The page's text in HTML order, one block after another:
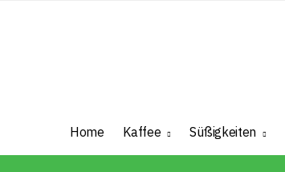
Home Kaffee Süßigkeiten